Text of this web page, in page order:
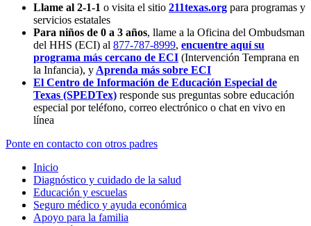
Llame al 2-1-1 o visita el sitio 211texas.org para programas y
servicios estatales
Para niños de 0 a 3 años, llame a la Oficina del Ombudsman
del HHS (ECI) al 877-787-8999, encuentre aquí su
programa más cercano de ECI (Intervención Temprana en
la Infancia), y Aprenda más sobre ECI
El Centro de Información de Educación Especial de
Texas (SPEDTex) responde sus preguntas sobre educación
especial por teléfono, correo electrónico o chat en vivo en
línea
Ponte en contacto con otros padres
Inicio
Diagnóstico y cuidado de la salud
Educación y escuelas
Seguro médico y ayuda económica
Apoyo para la familia